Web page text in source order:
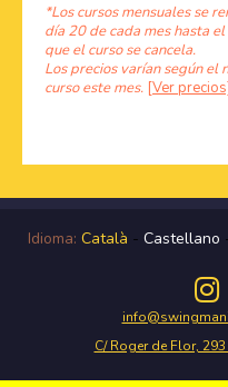
*Los cursos mensuales se
día 20 de cada mes hasta
que el curso se cancela.
Los precios varían según el
curso este mes. [Ver
Idioma: Català - Castellano
C/ Roger de Flor,